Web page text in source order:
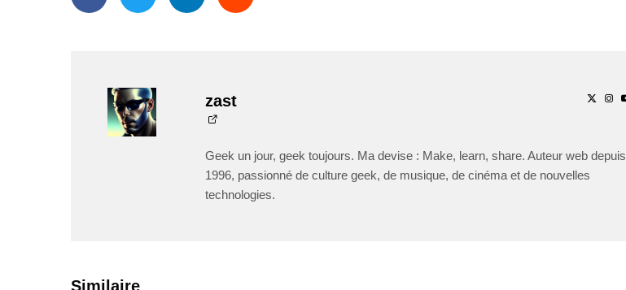
zast
Geek un jour, geek toujours. Ma devise : Make, learn, share. Auteur web depuis
1996, passionné de culture geek, de musique, de cinéma et de nouvelles
technologies.
Similaire